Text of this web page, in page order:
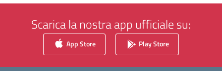
Scarica la nostra app ufficiale su:
App Store Play Store